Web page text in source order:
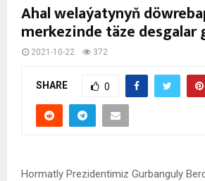
Ahal welaýatynyň
merkezinde täze desgalar
2021-10-22 372
SHARE 0
Hormatly Prezidentimiz Gurbanguly